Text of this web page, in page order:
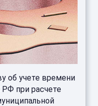
об учете времени
РФ при расчете